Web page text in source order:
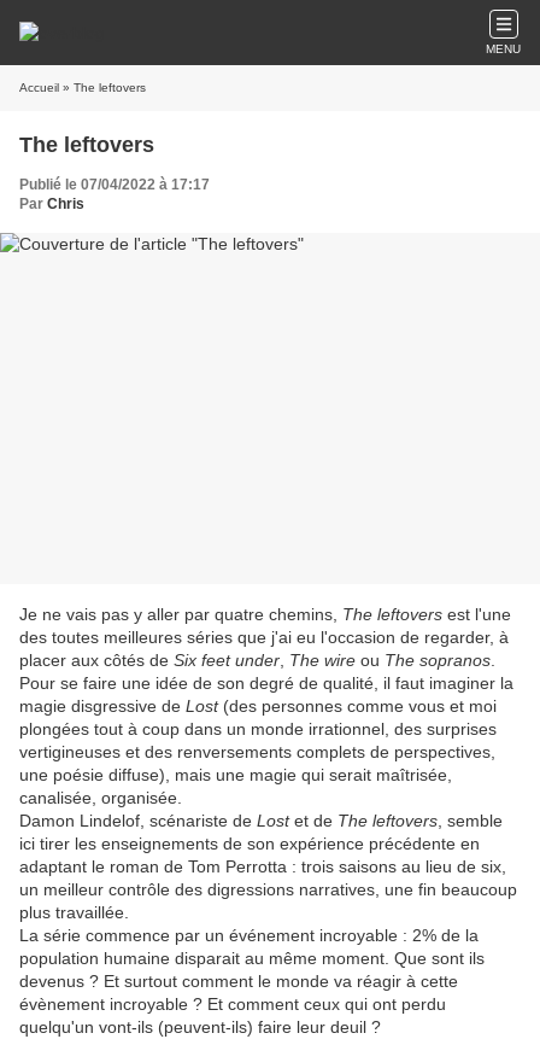
MENU
Accueil » The leftovers
The leftovers
Publié le 07/04/2022 à 17:17
Par Chris
Je ne vais pas y aller par quatre chemins, The leftovers est l'une
des toutes meilleures séries que j'ai eu l'occasion de regarder, à
placer aux côtés de Six feet under The wire ou The sopranos
Pour se faire une idée de son degré de qualité, il faut imaginer la
magie disgressive de Lost(des personnes comme vous et moi
plongées tout à coup dans un monde irrationnel, des surprises
vertigineuses et des renversements complets de perspectives,
une poésie diffuse), mais une magie qui serait maîtrisée,
canalisée, organisée.
Damon Lindelof, scénariste de Lostet de The leftovers , semble
ici tirer les enseignements de son expérience précédente en
adaptant le roman de Tom Perrotta : trois saisons au lieu de six,
un meilleur contrôle des digressions narratives, une fin beaucoup
plus travaillée.
La série commence par un événement incroyable : 2% de la
population humaine disparait au même moment. Que sont ils
devenus ? Et surtout comment le monde va réagir à cette
évènement incroyable ? Et comment ceux qui ont perdu
quelqu'un vont-ils (peuvent-ils) faire leur deuil ?